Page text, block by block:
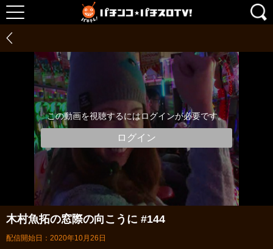
この動画を視聴するにはログインが必要です。
ログイン
木村魚拓の窓際の向こうに #144
配信開始日：2020年10月26日